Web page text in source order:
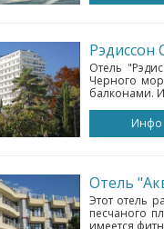
Рэдиссон
Отель
Черного
балконами.
Инфо
Отель
Этот отель
песчаного
имеется